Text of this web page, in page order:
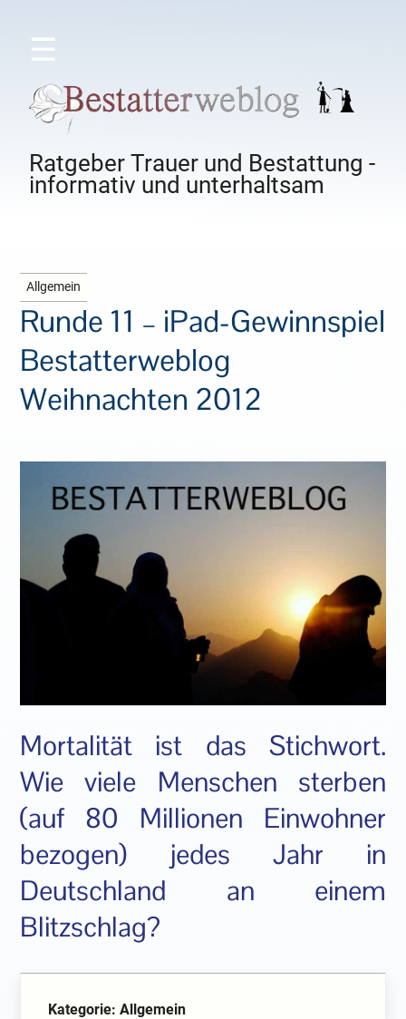
☰
Ratgeber Trauer und Bestattung -
informativ und unterhaltsam
Allgemein
Runde 11 – iPad-Gewinnspiel
Bestatterweblog
Weihnachten 2012
Mortalität ist das Stichwort.
Wie viele Menschen sterben
(auf 80 Millionen Einwohner
bezogen) jedes Jahr in
Deutschland an einem
Blitzschlag?
Kategorie: Allgemein